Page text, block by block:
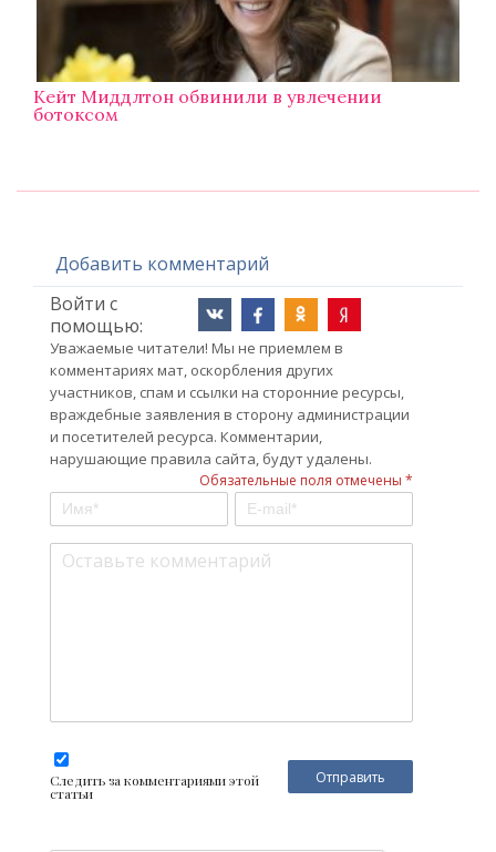
Кейт Миддлтон обвинили в увлечении
ботоксом
Добавить комментарий
Войти с
помощью:
Уважаемые читатели! Мы не приемлем в
комментариях мат, оскорбления других
участников, спам и ссылки на сторонние ресурсы,
враждебные заявления в сторону администрации
и посетителей ресурса. Комментарии,
нарушающие правила сайта, будут удалены.
Обязательные поля отмечены *
Следить за комментариями этой
статьи